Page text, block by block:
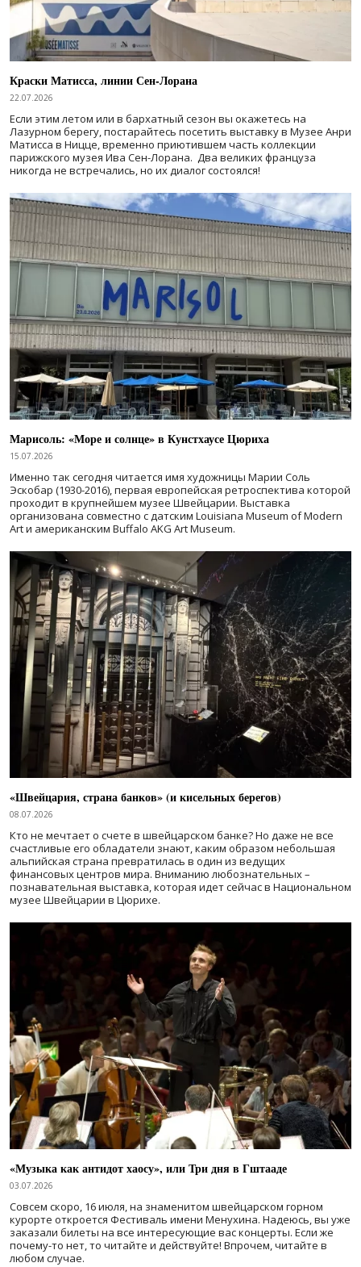
Краски Матисса, линии Сен-Лорана
22.07.2026
Если этим летом или в бархатный сезон вы окажетесь на
Лазурном берегу, постарайтесь посетить выставку в Музее Анри
Матисса в Ницце, временно приютившем часть коллекции
парижского музея Ива Сен-Лорана. Два великих француза
никогда не встречались, но их диалог состоялся!
Марисоль: «Море и солнце» в Кунстхаусе Цюриха
15.07.2026
Именно так сегодня читается имя художницы Марии Соль
Эскобар (1930-2016), первая европейская ретроспектива которой
проходит в крупнейшем музее Швейцарии. Выставка
организована совместно с датским Louisiana Museum of Modern
Art и американским Buffalo AKG Art Museum.
«Швейцария, страна банков» (и кисельных берегов)
08.07.2026
Кто не мечтает о счете в швейцарском банке? Но даже не все
счастливые его обладатели знают, каким образом небольшая
альпийская страна превратилась в один из ведущих
финансовых центров мира. Вниманию любознательных –
познавательная выставка, которая идет сейчас в Национальном
музее Швейцарии в Цюрихе.
«Музыка как антидот хаосу», или Три дня в Гштааде
03.07.2026
Совсем скоро, 16 июля, на знаменитом швейцарском горном
курорте откроется Фестиваль имени Менухина. Надеюсь, вы уже
заказали билеты на все интересующие вас концерты. Если же
почему-то нет, то читайте и действуйте! Впрочем, читайте в
любом случае.